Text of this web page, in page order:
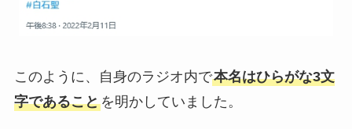
このように、自身のラジオ内で本名はひらがな3文
字であることを明かしていました。